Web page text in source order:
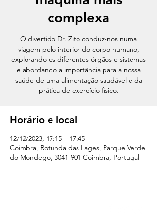
complexa
O divertido Dr. Zito conduz-nos numa
viagem pelo interior do corpo humano,
explorando os diferentes órgãos e sistemas
e abordando a importância para a nossa
saúde de uma alimentação saudável e da
prática de exercício físico.
Horário e local
12/12/2023, 17:15 – 17:45
Coimbra, Rotunda das Lages, Parque Verde
do Mondego, 3041-901 Coimbra, Portugal